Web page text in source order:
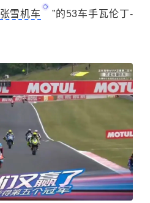
张雪机车
”的53车手瓦伦丁-